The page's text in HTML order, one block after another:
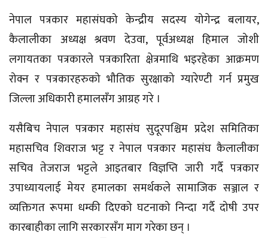
नेपाल पत्रकार महासंघको केन्द्रीय सदस्य योगेन्द्र बलायर,
कैलालीका अध्यक्ष श्रवण देउवा, पूर्वअध्यक्ष हिमाल जोशी
लगायतका पत्रकारले पत्रकारिता क्षेत्रमाथि भइरहेका आक्रमण
रोक्न र पत्रकारहरुको भौतिक सुरक्षाको ग्यारेण्टी गर्न प्रमुख
जिल्ला अधिकारी हमालसँग आग्रह गरे ।
यसैबिच नेपाल पत्रकार महासंघ सुदूरपश्चिम प्रदेश समितिका
महासचिव शिवराज भट्ट र नेपाल पत्रकार महासंघ कैलालीका
सचिव तेजराज भट्टले आइतबार विज्ञप्ति जारी गर्दै पत्रकार
उपाध्यायलाई मेयर हमालका समर्थकले सामाजिक सञ्जाल र
व्यक्तिगत रूपमा धम्की दिएको घटनाको निन्दा गर्दै दोषी उपर
कारबाहीका लागि सरकारसँग माग गरेका छन् ।